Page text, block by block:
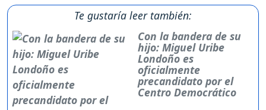
Te gustaría leer también:
Con la bandera de su
hijo: Miguel Uribe
Londoño es
oficialmente
precandidato por el
Centro Democrático